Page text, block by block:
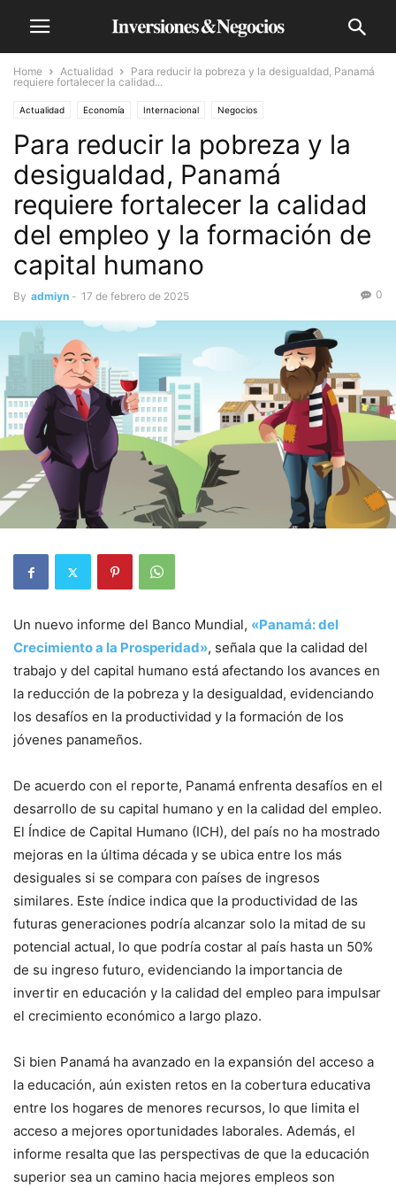
Home Actualidad
Para reducir la pobreza y la desigualdad, Panamá
requiere fortalecer la calidad...
Actualidad Economía Internacional Negocios
Para reducir la pobreza y la
desigualdad, Panamá
requiere fortalecer la calidad
del empleo y la formación de
capital humano
By admiyn - 17 de febrero de 2025 0
Un nuevo informe del Banco Mundial, «Panamá: del
Crecimiento a la Prosperidad», señala que la calidad del
trabajo y del capital humano está afectando los avances en
la reducción de la pobreza y la desigualdad, evidenciando
los desafíos en la productividad y la formación de los
jóvenes panameños.
De acuerdo con el reporte, Panamá enfrenta desafíos en el
desarrollo de su capital humano y en la calidad del empleo.
El Índice de Capital Humano (ICH), del país no ha mostrado
mejoras en la última década y se ubica entre los más
desiguales si se compara con países de ingresos
similares. Este índice indica que la productividad de las
futuras generaciones podría alcanzar solo la mitad de su
potencial actual, lo que podría costar al país hasta un 50%
de su ingreso futuro, evidenciando la importancia de
invertir en educación y la calidad del empleo para impulsar
el crecimiento económico a largo plazo.
Si bien Panamá ha avanzado en la expansión del acceso a
la educación, aún existen retos en la cobertura educativa
entre los hogares de menores recursos, lo que limita el
acceso a mejores oportunidades laborales. Además, el
informe resalta que las perspectivas de que la educación
superior sea un camino hacia mejores empleos son